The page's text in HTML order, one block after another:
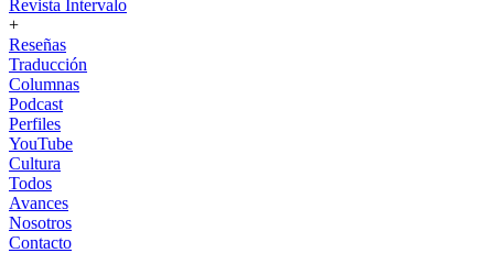
Revista Intervalo
+
Reseñas
Traducción
Columnas
Podcast
Perfiles
YouTube
Cultura
Todos
Avances
Nosotros
Contacto